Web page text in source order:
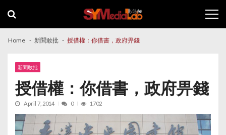
navigation
content
Home 新聞敢批 授借權：你借書，政府畀錢
新聞敢批
授借權：你借書，政府畀錢
April 7, 2014 0 1702